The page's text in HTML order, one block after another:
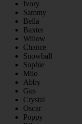
Ivory
Sammy
Bella
Baxter
Willow
Chance
Snowball
Sophie
Milo
Abby
Gus
Crystal
Oscar
Poppy